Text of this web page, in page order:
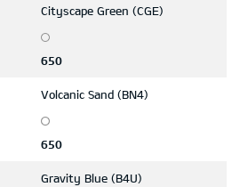
Cityscape Green (CGE)
650
Volcanic Sand (BN4)
650
Gravity Blue (B4U)